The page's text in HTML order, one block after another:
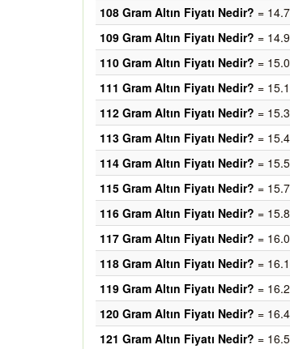
108 Gram Altın Fiyatı Nedir? =
109 Gram Altın Fiyatı Nedir? =
110 Gram Altın Fiyatı Nedir? =
111 Gram Altın Fiyatı Nedir? =
112 Gram Altın Fiyatı Nedir? =
113 Gram Altın Fiyatı Nedir? =
114 Gram Altın Fiyatı Nedir? =
115 Gram Altın Fiyatı Nedir? =
116 Gram Altın Fiyatı Nedir? =
117 Gram Altın Fiyatı Nedir? =
118 Gram Altın Fiyatı Nedir? =
119 Gram Altın Fiyatı Nedir? =
120 Gram Altın Fiyatı Nedir? =
121 Gram Altın Fiyatı Nedir? =